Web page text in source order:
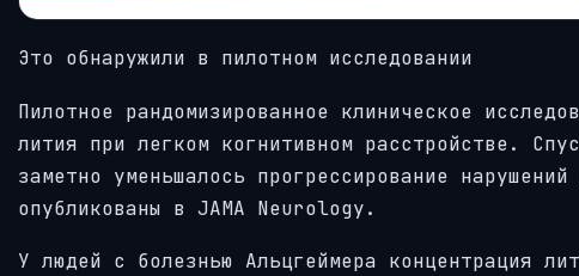
Это обнаружили в пилотном исследовании
Пилотное рандомизированное клиническое
лития при легком когнитивном расстройстве.
заметно уменьшалось прогрессирование
опубликованы в JAMA Neurology.
У людей с болезнью Альцгеймера концентрация